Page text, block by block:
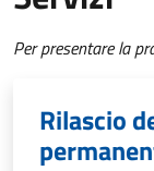
Per presentare la
Rilascio